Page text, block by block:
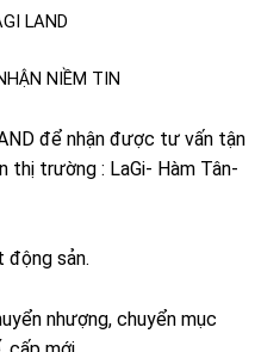
LAND
NIỀM TIN
để nhận được tư vấn tận
trường : LaGi- Hàm Tân-
động sản.
nhượng, chuyển mục